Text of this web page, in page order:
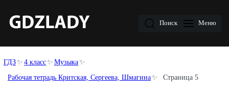
Поиск Меню
ГДЗ 4 класс
Музыка
Рабочая тетрадь Критская, Сергеева, Шмагина
Страница 5